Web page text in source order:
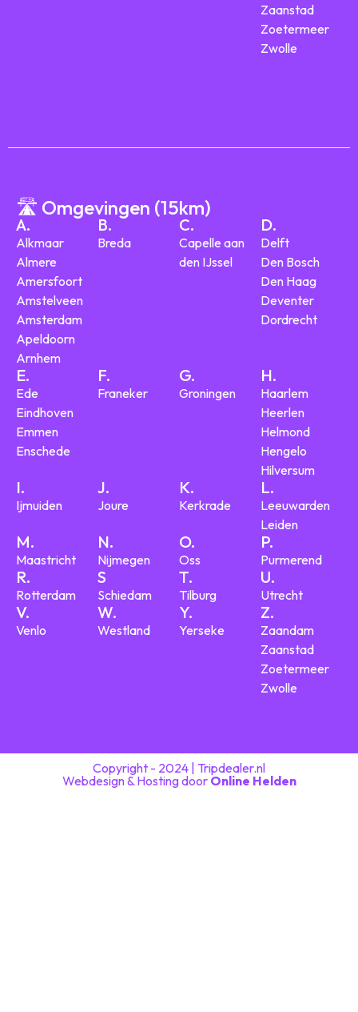
Zaanstad
Zoetermeer
Zwolle
🛣️ Omgevingen (15km)
A.
Alkmaar
Almere
Amersfoort
Amstelveen
Amsterdam
Apeldoorn
Arnhem
B.
Breda
C.
Capelle aan
den IJssel
D.
Delft
Den Bosch
Den Haag
Deventer
Dordrecht
E.
Ede
Eindhoven
Emmen
Enschede
F.
Franeker
G.
Groningen
H.
Haarlem
Heerlen
Helmond
Hengelo
Hilversum
I.
Ijmuiden
J.
Joure
K.
Kerkrade
L.
Leeuwarden
Leiden
M.
Maastricht
N.
Nijmegen
O.
Oss
P.
Purmerend
R.
Rotterdam
S
Schiedam
T.
Tilburg
U.
Utrecht
V.
Venlo
W.
Westland
Y.
Yerseke
Z.
Zaandam
Zaanstad
Zoetermeer
Zwolle
Copyright - 2024 | Tripdealer.nl
Webdesign & Hosting door Online Helden